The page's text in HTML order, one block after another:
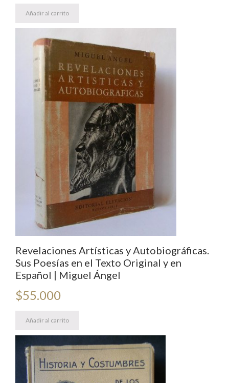
Añadir al carrito
Revelaciones Artísticas y Autobiográficas.
Sus Poesías en el Texto Original y en
Español | Miguel Ángel
$55.000
Añadir al carrito